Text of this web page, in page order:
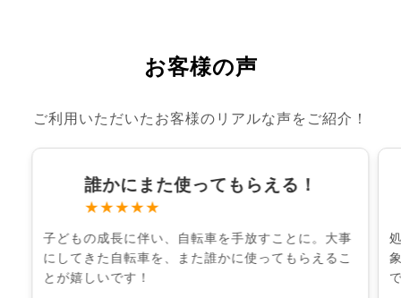
お客様の声
ご利用いただいたお客様のリアルな声をご紹介！
誰かにまた使ってもらえる！
★★★★★
子どもの成長に伴い、自転車を手放すことに。大事
にしてきた自転車を、また誰かに使ってもらえるこ
とが嬉しいです！